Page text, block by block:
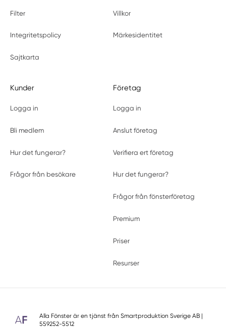
Filter Villkor
Integritetspolicy Märkesidentitet
Sajtkarta
Kunder
Logga in
Bli medlem
Hur det fungerar?
Frågor från besökare
Företag
Logga in
Anslut företag
Verifiera ert företag
Hur det fungerar?
Frågor från fönsterföretag
Premium
Priser
Resurser
Alla Fönster är en tjänst från Smartproduktion Sverige AB|
559252-5512